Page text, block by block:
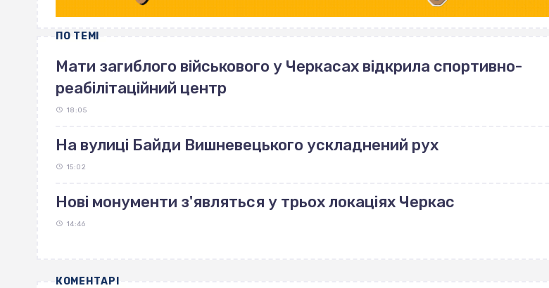
ПО ТЕМІ
Мати загиблого військового у Черкасах відкрила спортивно-
реабілітаційний центр
18:05
На вулиці Байди Вишневецького ускладнений рух
15:02
Нові монументи з'являться у трьох локаціях Черкас
14:46
КОМЕНТАРІ